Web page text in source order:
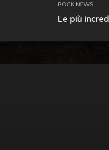
ROCK NEWS
Le più